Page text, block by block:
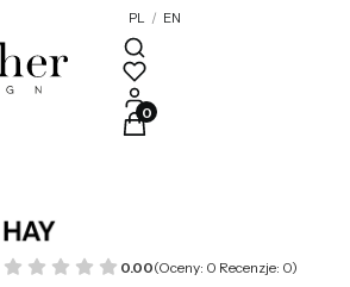
PL / EN
Produkty w koszyku: 0.
0.00(Oceny: 0 Recenzje: 0)